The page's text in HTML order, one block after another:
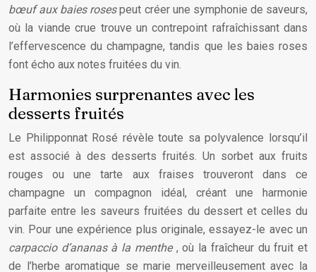
bœuf aux baies rosespeut créer une symphonie de saveurs,
où la viande crue trouve un contrepoint rafraîchissant dans
l’effervescence du champagne, tandis que les baies roses
font écho aux notes fruitées du vin.
Harmonies surprenantes avec les
desserts fruités
Le Philipponnat Rosé révèle toute sa polyvalence lorsqu’il
est associé à des desserts fruités. Un sorbet aux fruits
rouges ou une tarte aux fraises trouveront dans ce
champagne un compagnon idéal, créant une harmonie
parfaite entre les saveurs fruitées du dessert et celles du
vin. Pour une expérience plus originale, essayez-le avec un
carpaccio d’ananas à la menthe , où la fraîcheur du fruit et
de l’herbe aromatique se marie merveilleusement avec la